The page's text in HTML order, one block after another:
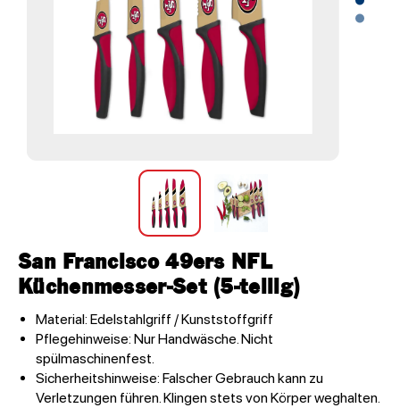
San Francisco 49ers NFL
Küchenmesser-Set (5-teilig)
Material: Edelstahlgriff / Kunststoffgriff
Pflegehinweise: Nur Handwäsche. Nicht
spülmaschinenfest.
Sicherheitshinweise: Falscher Gebrauch kann zu
Verletzungen führen. Klingen stets von Körper weghalten.